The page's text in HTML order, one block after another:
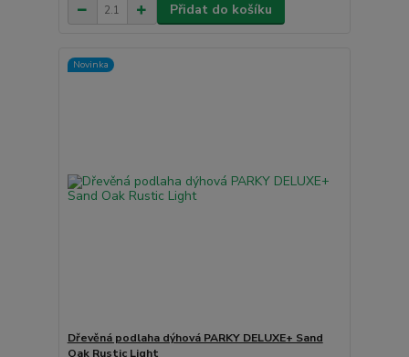
Přidat do košíku
Novinka
Dřevěná podlaha dýhová PARKY DELUXE+ Sand
Oak Rustic Light